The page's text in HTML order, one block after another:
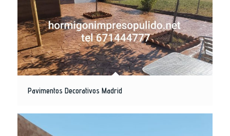
Pavimentos Decorativos Madrid